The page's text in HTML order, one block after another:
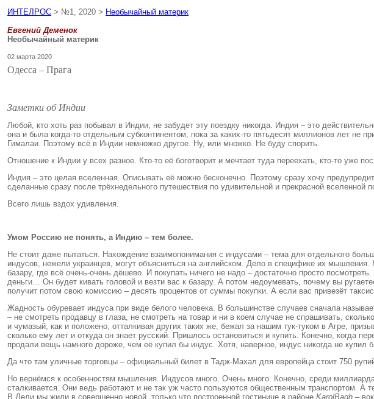
ИНТЕЛРОС > №1, 2020 > Необычайный материк
Евгений Деменок
Необычайный материк
02 марта 2020
Одесса – Прага
Заметки об Индии
Любой, кто хоть раз побывал в Индии, не забудет эту поездку никогда. Индия – это
она и была когда-то отдельным субконтинентом, пока за каких-то пятьдесят миллионов лет не
Гималаи. Поэтому всё в Индии немножко другое. Ну, или множко. Не буду спорить.
Отношение к Индии у всех разное. Кто-то её боготворит и мечтает туда переехать, кто-то уже
Индия – это целая вселенная. Описывать её можно бесконечно. Поэтому сразу хочу
сделанные сразу после трёхнедельного путешествия по удивительной и прекрасной вселенной
Всего лишь вздох удивления.
Умом Россию не понять, а Индию – тем более.
Не стоит даже пытаться. Нахождение взаимопонимания с индусами – тема для отдельного
индусов, нежели украинцев, могут объясниться на английском. Дело в специфике их мышления.
базару, где всё очень-очень дёшево. И покупать ничего не надо – достаточно просто
деньги… Он будет кивать головой и везти вас к базару. А потом недоумевать, почему вы
получит потом свою комиссию – десять процентов от суммы покупки. А если вас привезёт
Жадность обуревает индуса при виде белого человека. В большинстве случаев сначала
– не смотреть продавцу в глаза, не смотреть на товар и ни в коем случае не спрашивать,
и чумазый, как и положено, отталкивая других таких же, бежал за нашим тук-туком в Агре,
сколько ему лет и откуда он знает русский. Пришлось остановиться и купить. Конечно, когда
продали вещь намного дороже, чем её купил бы индус. Хотя, наверное, индус никогда не купил
Да что там уличные торговцы – официальный билет в Тадж-Махал для европейца стоит 750
Но вернёмся к особенностям мышления. Индусов много. Очень много. Конечно, среди
сталкивается. Они ведь работают и не так уж часто пользуются общественным транспортом. А
В Дели мы жили в совершенно новой, только что построенной гостинице в районе KarolBagh –